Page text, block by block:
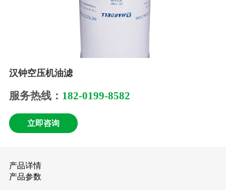
汉钟空压机油滤
服务热线： 182-0199-8582
立即咨询
产品详情
产品参数